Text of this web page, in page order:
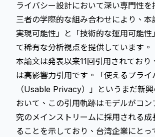
ライバシー設計において深い専門性を
三者の学際的な組み合わせにより、本
実現可能性」と「技術的な運用可能性
て稀有な分析視点を提供しています。
本論文は発表以来11回引用されており
は高影響力引用です。「使えるプライ
（Usable Privacy）」というまだ新
おいて、この引用軌跡はモデルがコン
究のメインストリームに採用される成
ることを示しており、台湾企業にとっ